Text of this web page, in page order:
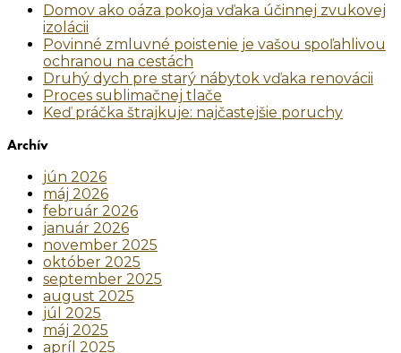
Domov ako oáza pokoja vďaka účinnej zvukovej
izolácii
Povinné zmluvné poistenie je vašou spoľahlivou
ochranou na cestách
Druhý dych pre starý nábytok vďaka renovácii
Proces sublimačnej tlače
Keď práčka štrajkuje: najčastejšie poruchy
Archív
jún 2026
máj 2026
február 2026
január 2026
november 2025
október 2025
september 2025
august 2025
júl 2025
máj 2025
apríl 2025